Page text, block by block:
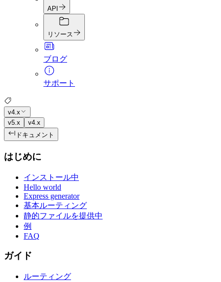
API
リソース
ブログ
サポート
v4.x
v5.x
v4.x
ドキュメント
はじめに
インストール中
Hello world
Express generator
基本ルーティング
静的ファイルを提供中
例
FAQ
ガイド
ルーティング